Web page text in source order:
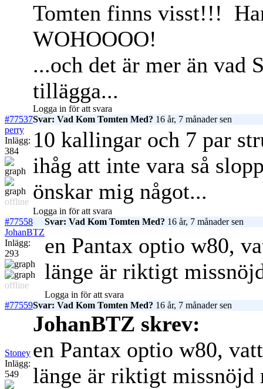
Tomten finns visst!!!
WOHOOOO!
...och det är mer än vad
tillägga...
Logga in för att svara
#77537Svar: Vad Kom Tomten Med? 16 år, 7 månader sen
perry
Inlägg:
384
offline
10 kallingar och 7 par
ihåg att inte vara så
önskar mig något...
Logga in för att svara
#77558
Svar: Vad Kom Tomten Med? 16 år, 7 månader sen
JohanBTZ
Inlägg:
293
offline
en Pantax optio w80,
länge är riktigt
Logga in för att svara
#77559Svar: Vad Kom Tomten Med? 16 år, 7 månader sen
Stoney
Inlägg:
549
JohanBTZ skrev:
en Pantax optio w80,
länge är riktigt missnöjd